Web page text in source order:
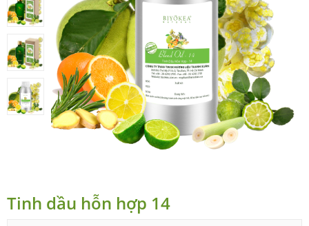
Tinh dầu hỗn hợp 14